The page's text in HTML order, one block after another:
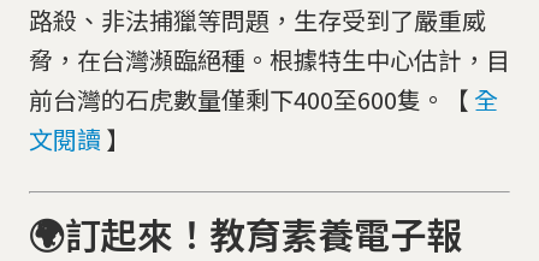
路殺、非法捕獵等問題，生存受到了嚴重威
脅，在台灣瀕臨絕種。根據特生中心估計，目
前台灣的石虎數量僅剩下400至600隻。【 全
文閱讀 】
🌍訂起來！教育素養電子報